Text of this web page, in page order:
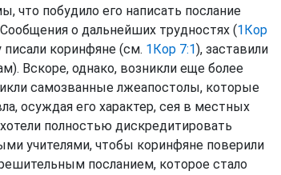
что побудило его написать послание
о дальнейших трудностях (1Кор
коринфяне (см. 1Кор 7:1), заставили
Вскоре, однако, возникли еще более
самозванные лжеапостолы, которые
осуждая его характер, сея в местных
полностью дискредитировать
учителями, чтобы коринфяне поверили
посланием, которое стало